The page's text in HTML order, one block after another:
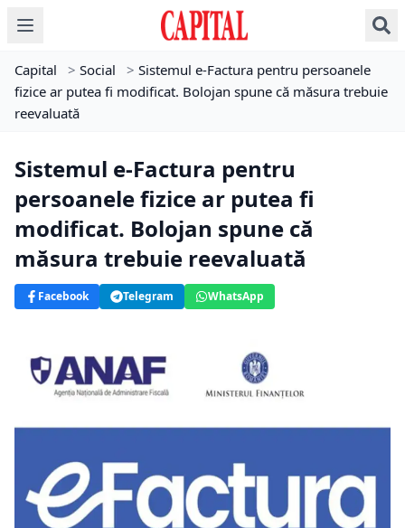
Capital > Social > Sistemul e-Factura pentru persoanele
fizice ar putea fi modificat. Bolojan spune că măsura trebuie
reevaluată
Sistemul e-Factura pentru
persoanele fizice ar putea fi
modificat. Bolojan spune că
măsura trebuie reevaluată
Facebook Telegram WhatsApp